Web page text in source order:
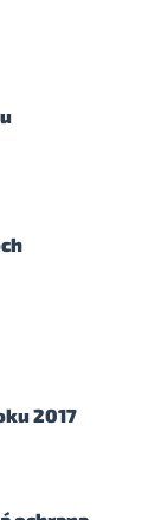
2017